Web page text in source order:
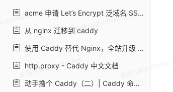
acme 申请 Let’s Encrypt 泛域名 SSL 证书
从 nginx 迁移到 caddy
使用 Caddy 替代 Nginx，全站升级 https，配置更加简单 - Diamond-Blog
http.proxy - Caddy 中文文档
动手撸个 Caddy（二）| Caddy 命令行参数最全教程 | 飞雪无情的总结